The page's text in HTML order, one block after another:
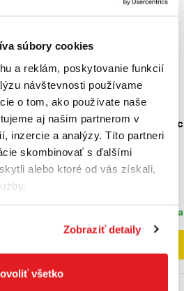
súbory cookies
a reklám, poskytovanie funkcií
návštevnosti používame
o tom, ako používate naše
aj našim partnerom v
inzercie a analýzy. Títo partneri
skombinovať s ďalšími
alebo ktoré od vás získali,
Zobraziť detaily
všetko
DeWALT Rukavice
pracovné
Finger - DPG214L
DPG214L
Posledný kus na